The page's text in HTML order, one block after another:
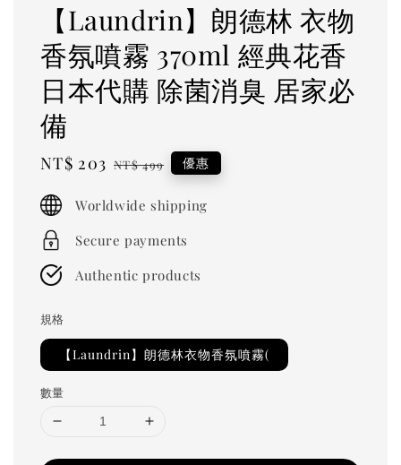
【Laundrin】朗德林 衣物
香氛噴霧 370ml 經典花香
日本代購 除菌消臭 居家必
備
Sale
NT$ 203 Regular
NT$ 499 優惠
Worldwide shipping
Secure payments
Authentic products
規格
【Laundrin】朗德林衣物香氛噴霧(
數量